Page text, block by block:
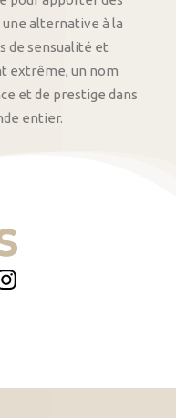
alternative à la
de sensualité et
extrême, un nom
et de prestige dans
entier.